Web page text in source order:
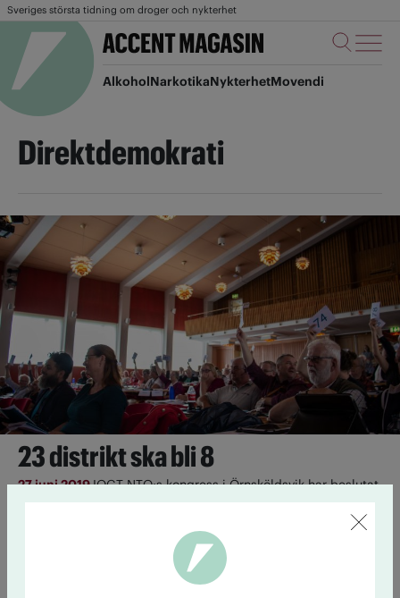
Sveriges största tidning om droger och nykterhet
AlkoholNarkotikaNykterhetMovendi
Direktdemokrati
23 distrikt ska bli 8
27 juni 2019IOGT-NTO:s kongress i Örnsköldsvik har beslutat
att dagens 23 distrikt ska slås samman till åtta enligt
distriktsårsmöten blir det däremot inte.